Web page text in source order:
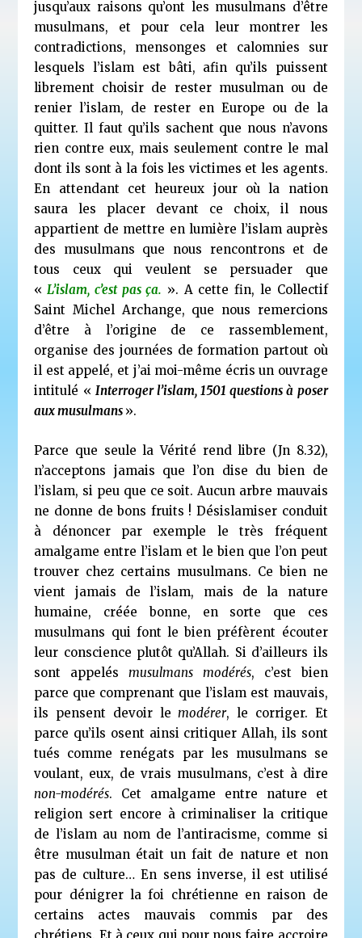
jusqu’aux raisons qu’ont les musulmans d’être
musulmans, et pour cela leur montrer les
contradictions, mensonges et calomnies sur
lesquels l’islam est bâti, afin qu’ils puissent
librement choisir de rester musulman ou de
renier l’islam, de rester en Europe ou de la
quitter. Il faut qu’ils sachent que nous n’avons
rien contre eux, mais seulement contre le mal
dont ils sont à la fois les victimes et les agents.
En attendant cet heureux jour où la nation
saura les placer devant ce choix, il nous
appartient de mettre en lumière l’islam auprès
des musulmans que nous rencontrons et de
tous ceux qui veulent se persuader que
« L’islam, c’est pas ça. ». A cette fin, le Collectif
Saint Michel Archange, que nous remercions
d’être à l’origine de ce rassemblement,
organise des journées de formation partout où
il est appelé, et j’ai moi-même écris un ouvrage
intitulé « Interroger l’islam, 1501 questions à poser
aux musulmans ».
Parce que seule la Vérité rend libre (Jn 8.32),
n’acceptons jamais que l’on dise du bien de
l’islam, si peu que ce soit. Aucun arbre mauvais
ne donne de bons fruits ! Désislamiser conduit
à dénoncer par exemple le très fréquent
amalgame entre l’islam et le bien que l’on peut
trouver chez certains musulmans. Ce bien ne
vient jamais de l’islam, mais de la nature
humaine, créée bonne, en sorte que ces
musulmans qui font le bien préfèrent écouter
leur conscience plutôt qu’Allah. Si d’ailleurs ils
sont appelés musulmans modérés, c’est bien
parce que comprenant que l’islam est mauvais,
ils pensent devoir le modérer, le corriger. Et
parce qu’ils osent ainsi critiquer Allah, ils sont
tués comme renégats par les musulmans se
voulant, eux, de vrais musulmans, c’est à dire
non-modérés. Cet amalgame entre nature et
religion sert encore à criminaliser la critique
de l’islam au nom de l’antiracisme, comme si
être musulman était un fait de nature et non
pas de culture… En sens inverse, il est utilisé
pour dénigrer la foi chrétienne en raison de
certains actes mauvais commis par des
chrétiens. Et à ceux qui pour nous faire accroire